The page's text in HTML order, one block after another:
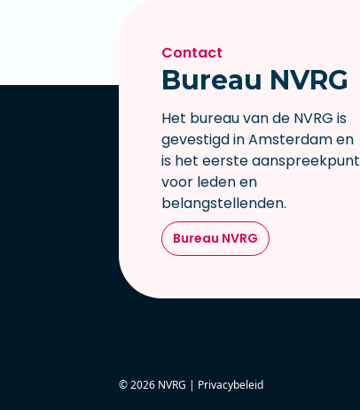
Contact
Bureau NVRG
Het bureau van de NVRG is
gevestigd in Amsterdam en
is het eerste aanspreekpunt
voor leden en
belangstellenden.
Bureau NVRG
© 2026 NVRG | Privacybeleid